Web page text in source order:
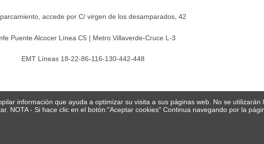
accede por C/ virgen de los desamparados, 42
Puente Alcocer Línea C5 | Metro Villaverde-Cruce L-3
EMT Líneas 18-22-86-116-130-442-448
información que ayuda a optimizar su visita a sus páginas web. No se
NOTA - Si hace clic en el botón:"Aceptar cookies" Continua navegando por la